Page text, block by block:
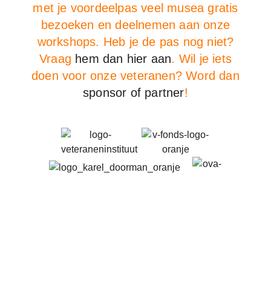
met je voordeelpas veel musea gratis
bezoeken en deelnemen aan onze
workshops. Heb je de pas nog niet?
Vraag hem dan hier aan. Wil je iets
doen voor onze veteranen? Word dan
sponsor of partner!